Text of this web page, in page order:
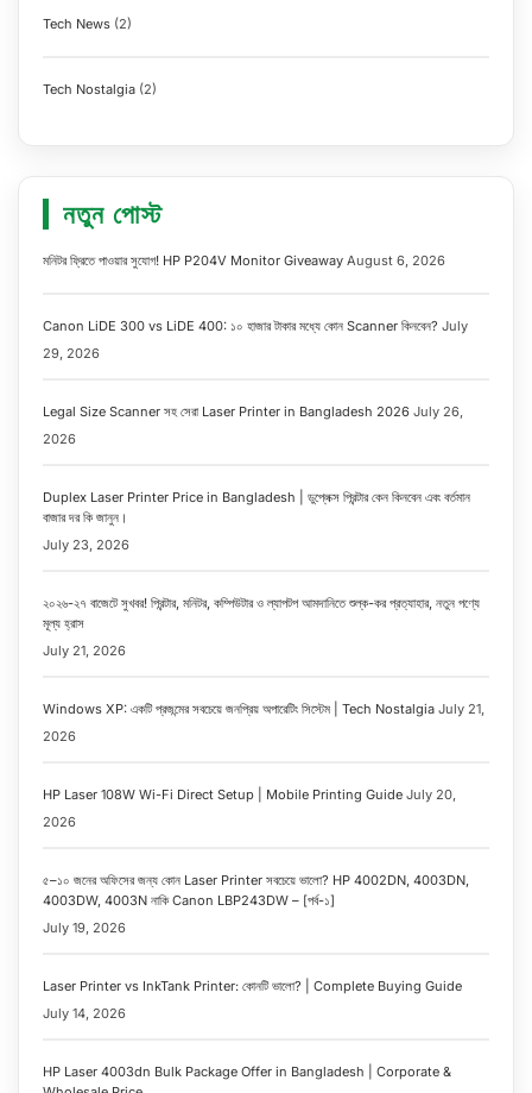
Tech News (2)
Tech Nostalgia (2)
নতুন পোস্ট
মনিটর ফ্রিতে পাওয়ার সুযোগ! HP P204V Monitor Giveaway August 6, 2026
Canon LiDE 300 vs LiDE 400: ১০ হাজার টাকার মধ্যে কোন Scanner কিনবেন? July
29, 2026
Legal Size Scanner সহ সেরা Laser Printer in Bangladesh 2026 July 26,
2026
Duplex Laser Printer Price in Bangladesh | ডুপ্লেক্স প্রিন্টার কেন কিনবেন এবং বর্তমান
বাজার দর কি জানুন।
July 23, 2026
২০২৬-২৭ বাজেটে সুখবর! প্রিন্টার, মনিটর, কম্পিউটার ও ল্যাপটপ আমদানিতে শুল্ক-কর প্রত্যাহার, নতুন পণ্যে
মূল্য হ্রাস
July 21, 2026
Windows XP: একটি প্রজন্মের সবচেয়ে জনপ্রিয় অপারেটিং সিস্টেম | Tech Nostalgia July 21,
2026
HP Laser 108W Wi-Fi Direct Setup | Mobile Printing Guide July 20,
2026
৫–১০ জনের অফিসের জন্য কোন Laser Printer সবচেয়ে ভালো? HP 4002DN, 4003DN,
4003DW, 4003N নাকি Canon LBP243DW – [পর্ব-১]
July 19, 2026
Laser Printer vs InkTank Printer: কোনটি ভালো? | Complete Buying Guide
July 14, 2026
HP Laser 4003dn Bulk Package Offer in Bangladesh | Corporate &